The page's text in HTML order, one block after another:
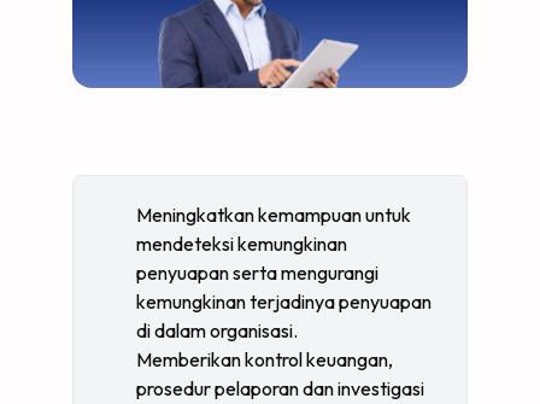
Meningkatkan kemampuan untuk
mendeteksi kemungkinan
penyuapan serta mengurangi
kemungkinan terjadinya penyuapan
di dalam organisasi.
Memberikan kontrol keuangan,
prosedur pelaporan dan investigasi